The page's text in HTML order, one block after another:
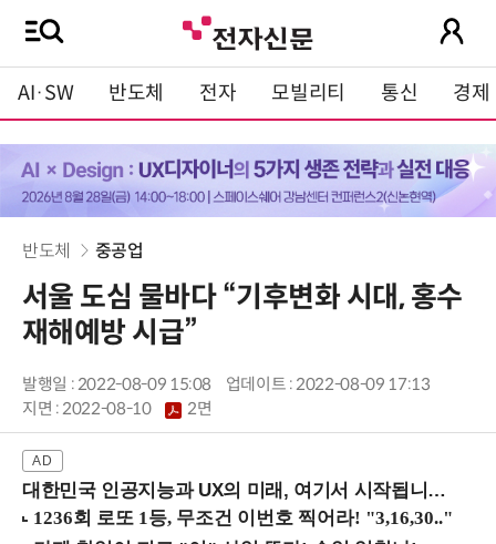
AI·SW 반도체 전자 모빌리티 통신 경제
반도체 중공업
서울 도심 물바다 “기후변화 시대, 홍수
재해예방 시급”
발행일 : 2022-08-09 15:08
업데이트 : 2022-08-09 17:13
지면 :2022-08-10 2면
대한민국 인공지능과 UX의 미래, 여기서 시작됩니다! (9/2 강남역)